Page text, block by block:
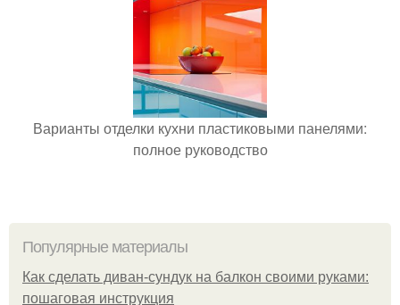
Варианты отделки кухни пластиковыми панелями:
полное руководство
Популярные материалы
Как сделать диван-сундук на балкон своими руками:
пошаговая инструкция